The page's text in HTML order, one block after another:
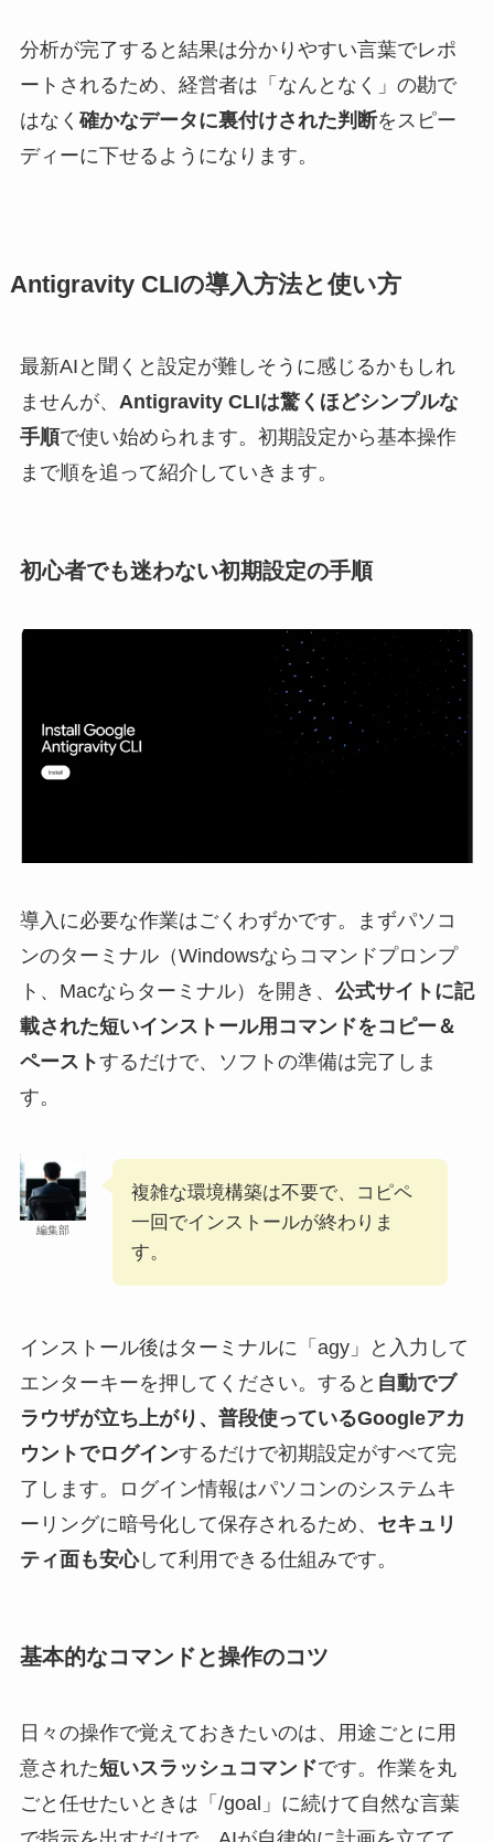
分析が完了すると結果は分かりやすい言葉でレポ
ートされるため、経営者は「なんとなく」の勘で
はなく 確かなデータに裏付けされた判断をスピー
ディーに下せるようになります。
Antigravity CLIの導入方法と使い方
最新AIと聞くと設定が難しそうに感じるかもしれ
ませんが、 Antigravity CLIは驚くほどシンプルな
手順で使い始められます。初期設定から基本操作
まで順を追って紹介していきます。
初心者でも迷わない初期設定の手順
導入に必要な作業はごくわずかです。まずパソコ
ンのターミナル（Windowsならコマンドプロンプ
ト、Macならターミナル）を開き、 公式サイトに記
載された短いインストール用コマンドをコピー＆
ペーストするだけで、ソフトの準備は完了しま
す。
編集部
複雑な環境構築は不要で、コピペ
一回でインストールが終わりま
す。
インストール後はターミナルに「agy」と入力して
エンターキーを押してください。すると 自動でブ
ラウザが立ち上がり、普段使っているGoogleアカ
ウントでログインするだけで初期設定がすべて完
了します。ログイン情報はパソコンのシステムキ
ーリングに暗号化して保存されるため、 セキュリ
ティ面も安心して利用できる仕組みです。
基本的なコマンドと操作のコツ
日々の操作で覚えておきたいのは、用途ごとに用
意された短いスラッシュコマンドです。作業を丸
ごと任せたいときは「/goal」に続けて自然な言葉